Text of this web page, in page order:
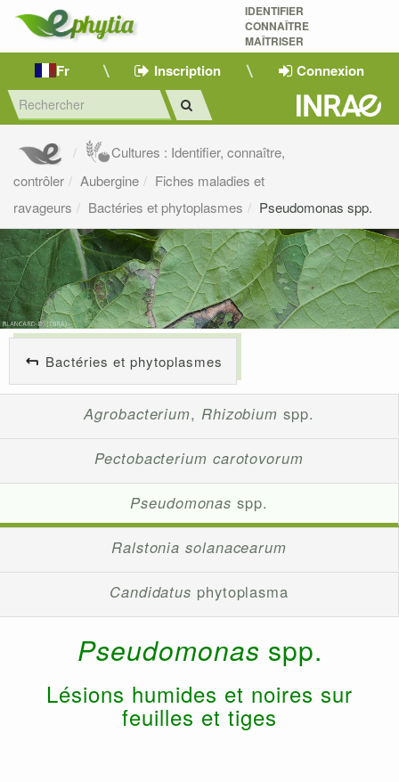
IDENTIFIER
CONNAÎTRE
MAÎTRISER
Fr Inscription Connexion
Cultures : Identifier, connaître,
contrôler
Aubergine
Fiches maladies et
ravageurs
Bactéries et phytoplasmes Pseudomonas spp.
Bactéries et phytoplasmes
Agrobacterium, Rhizobium spp.
Pectobacterium carotovorum
Pseudomonas spp.
Ralstonia solanacearum
Candidatus phytoplasma
Pseudomonas spp.
Lésions humides et noires sur
feuilles et tiges